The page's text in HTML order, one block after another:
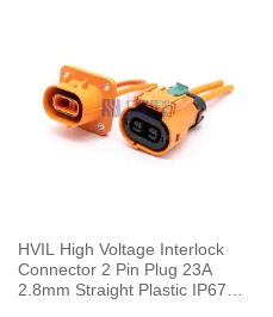
HVIL High Voltage Interlock
Connector 2 Pin Plug 23A
2.8mm Straight Plastic IP67